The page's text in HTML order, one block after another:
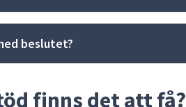
beslutet?
finns det att få?